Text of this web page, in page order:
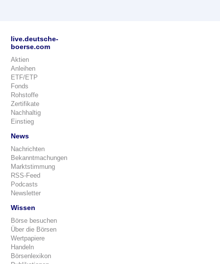
live.deutsche-
boerse.com
Aktien
Anleihen
ETF/ETP
Fonds
Rohstoffe
Zertifikate
Nachhaltig
Einstieg
News
Nachrichten
Bekanntmachungen
Marktstimmung
RSS-Feed
Podcasts
Newsletter
Wissen
Börse besuchen
Über die Börsen
Wertpapiere
Handeln
Börsenlexikon